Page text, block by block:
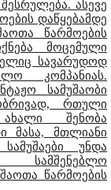
ასევე
დაწყებამდე
წარმოების
მოცემული
სავარუდოდ
კომპანიას.
სამუშაობი
რთული
შენობა
მასა, მთლიანი
უნდა
სამშენებლო
წარმოების